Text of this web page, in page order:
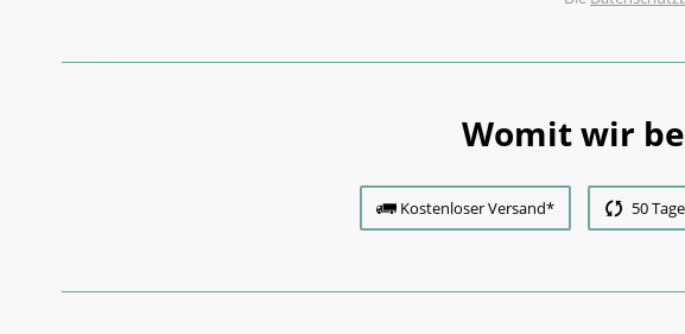
Womit wir
Kostenloser Versand* 50